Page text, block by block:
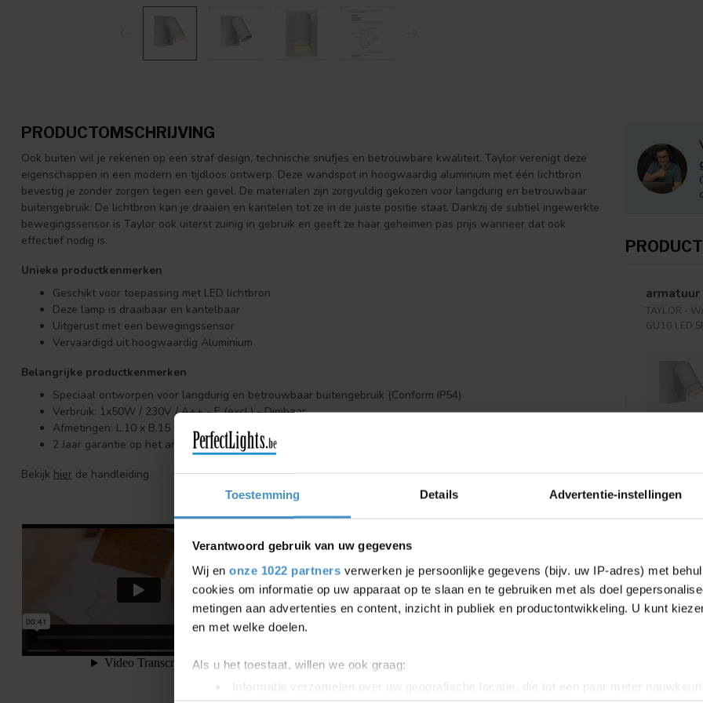
Toestemming Details Advertentie-instellingen
Verantwoord gebruik van uw gegevens
Wij en onze 1022 partners verwerken je persoonlijke gegevens (bijv. uw IP-adres) met
cookies om informatie op uw apparaat op te slaan en te gebruiken met als doel
metingen aan advertenties en content, inzicht in publiek en productontwikkeling. U kunt
en met welke doelen.
Als u het toestaat, willen we ook graag:
Informatie verzamelen over uw geografische locatie, die tot een paar meter
PRODUCTOMSCHRIJVING
Ook buiten wil je rekenen op een straf design, technische snufjes en betrouwbare kwaliteit. Taylor verenigt deze
eigenschappen in een modern en tijdloos ontwerp. Deze wandspot in hoogwaardig aluminium met één lichtbron
bevestig je zonder zorgen tegen een gevel. De materialen zijn zorgvuldig gekozen voor langdurig en betrouwbaar
buitengebruik. De lichtbron kan je draaien en kantelen tot ze in de juiste positie staat. Dankzij de subtiel ingewerkte
bewegingssensor is Taylor ook uiterst zuinig in gebruik en geeft ze haar geheimen pas prijs wanneer dat ook
effectief nodig is.
Unieke productkenmerken
Geschikt voor toepassing met LED lichtbron
Deze lamp is draaibaar en kantelbaar
Uitgerust met een bewegingssensor
Vervaardigd uit hoogwaardig Aluminium
Belangrijke productkenmerken
Speciaal ontworpen voor langdurig en betrouwbaar buitengebruik (Conform IP54)
Verbruik: 1x50W / 230V / A++ - E (excl.) - Dimbaar
Afmetingen: L.10 x B.15 x H.15,6 cm
2 Jaar garantie op het armatuur
Bekijk hier de handleiding
armatuur
TAYLOR -
GU10 LED